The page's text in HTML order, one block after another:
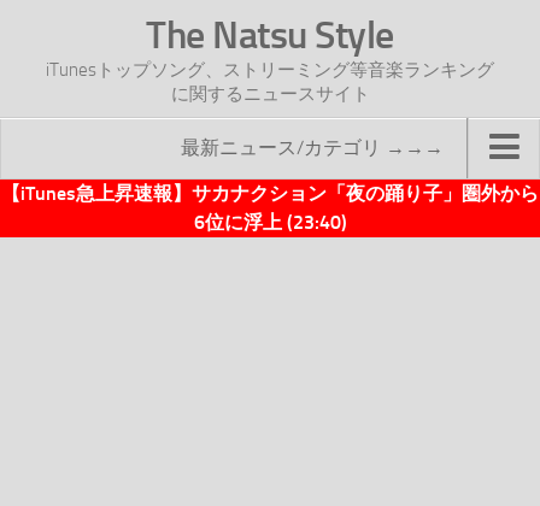
The Natsu Style
iTunesトップソング、ストリーミング等音楽ランキング
に関するニュースサイト
最新ニュース/カテゴリ →→→
TOP
【iTunes急上昇速報】サカナクション「夜の踊り子」圏外から
6位に浮上 (23:40)